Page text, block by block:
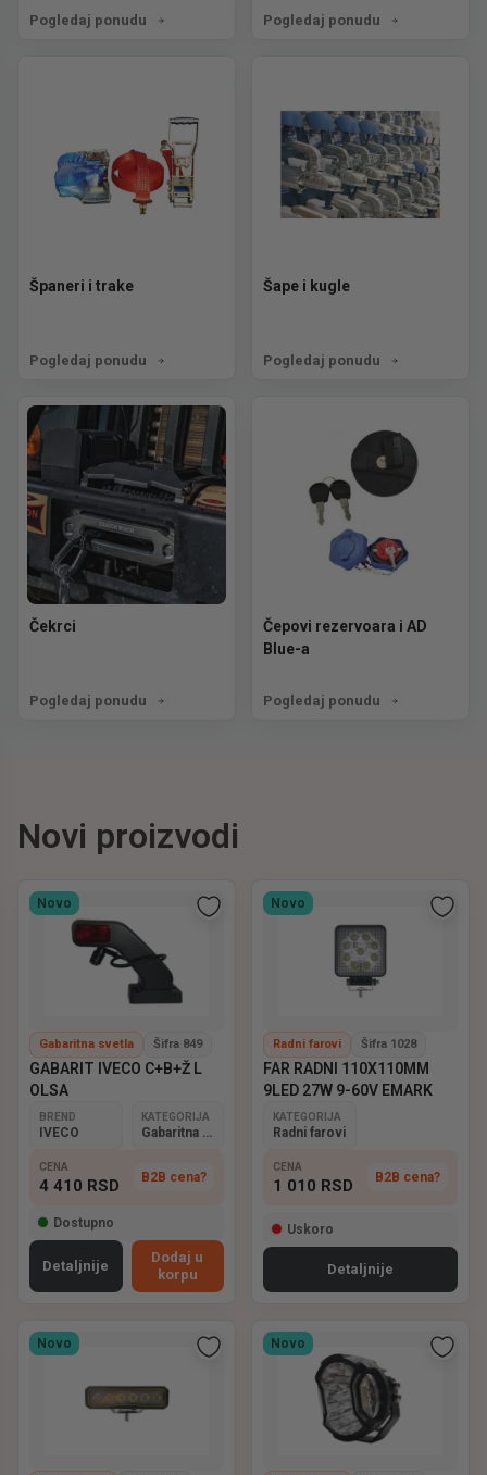
Pogledaj ponudu Pogledaj ponudu
Španeri i trake
Pogledaj ponudu
Šape i kugle
Pogledaj ponudu
Čekrci
Pogledaj ponudu
Čepovi rezervoara i AD
Blue-a
Pogledaj ponudu
Novi proizvodi
Novo
Gabaritna svetla Šifra 849
GABARIT IVECO C+B+Ž L
OLSA
BREND
IVECO
KATEGORIJA
CENA
4 410 RSD B2B cena?
Dostupno
Detaljnije
Dodaj u
korpu
Novo
Radni farovi Šifra 1028
FAR RADNI 110X110MM
9LED 27W 9-60V EMARK
KATEGORIJA
Radni farovi
CENA
1 010 RSD B2B cena?
Uskoro
Detaljnije
Novo Novo